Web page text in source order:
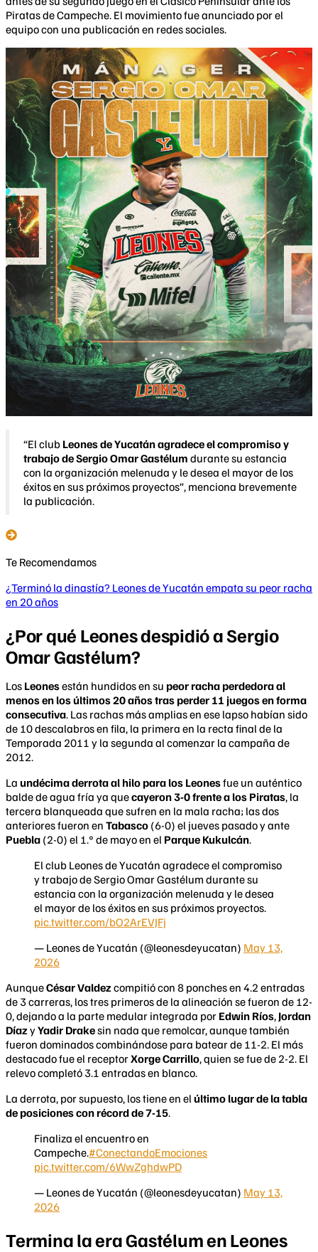
Piratas de Campeche. El movimiento fue anunciado por el
equipo con una publicación en redes sociales.
“El club Leones de Yucatán agradece el compromiso y
trabajo de Sergio Omar Gastélum durante su estancia
con la organización melenuda y le desea el mayor de los
éxitos en sus próximos proyectos”, menciona brevemente
la publicación.
Te Recomendamos
¿Terminó la dinastía? Leones de Yucatán empata su peor racha
en 20 años
¿Por qué Leones despidió a Sergio
Omar Gastélum?
Los Leonesestán hundidos en su peor racha perdedora al
menos en los últimos 20 años tras perder 11 juegos en forma
consecutiva. Las rachas más amplias en ese lapso habían sido
de 10 descalabros en fila, la primera en la recta final de la
Temporada 2011 y la segunda al comenzar la campaña de
2012.
La undécima derrota al hilo para los Leonesfue un auténtico
balde de agua fría ya quecayeron 3-0 frente a los Piratas, la
tercera blanqueada que sufren en la mala racha; las dos
anteriores fueron en Tabasco (6-0) el jueves pasado y ante
Puebla (2-0) el 1.° de mayo en el Parque Kukulcán.
El club Leones de Yucatán agradece el compromiso
y trabajo de Sergio Omar Gastélum durante su
estancia con la organización melenuda y le desea
el mayor de los éxitos en sus próximos proyectos.
pic.twitter.com/bO2ArEVJFj
— Leones de Yucatán (@leonesdeyucatan) May 13,
2026
AunqueCésar Valdezcompitió con 8 ponches en 4.2 entradas
de 3 carreras, los tres primeros de la alineación se fueron de 12-
0, dejando a la parte medular integrada por Edwin Ríos, Jordan
DíazyYadir Drakesin nada que remolcar, aunque también
fueron dominados combinándose para batear de 11-2. El más
destacado fue el receptorXorge Carrillo, quien se fue de 2-2. El
relevo completó 3.1 entradas en blanco.
La derrota, por supuesto, los tiene en elúltimo lugar de la tabla
de posiciones con récord de 7-15.
Finaliza el encuentro en
Campeche.#ConectandoEmociones
pic.twitter.com/6WwZghdwPD
— Leones de Yucatán (@leonesdeyucatan) May 13,
2026
Termina la era Gastélum en Leones